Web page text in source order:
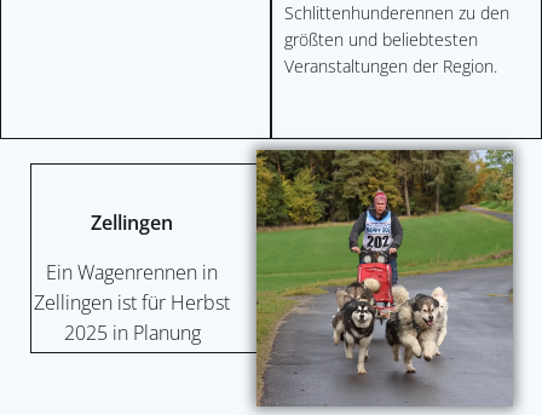
Schlittenhunderennen zu den
größten und beliebtesten
Veranstaltungen der Region.
Zellingen
Ein Wagenrennen in
Zellingen ist für Herbst
2025 in Planung